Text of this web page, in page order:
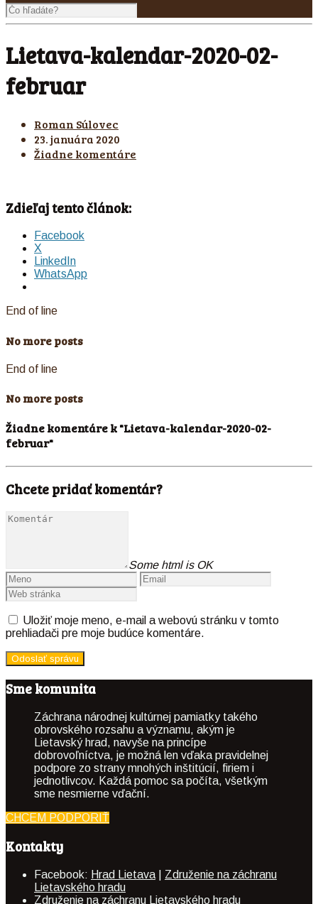
Lietava-kalendar-2020-02-
februar
Roman Súlovec
23. januára 2020
Žiadne komentáre
Zdieľaj tento článok:
Facebook
X
LinkedIn
WhatsApp
End of line
No more posts
End of line
No more posts
Žiadne komentáre k "Lietava-kalendar-2020-02-
februar"
Chcete pridať komentár?
Some html is OK
Uložiť moje meno, e-mail a webovú stránku v tomto
prehliadači pre moje budúce komentáre.
Sme komunita
Záchrana národnej kultúrnej pamiatky takého
obrovského rozsahu a významu, akým je
Lietavský hrad, navyše na princípe
dobrovoľníctva, je možná len vďaka pravidelnej
podpore zo strany mnohých inštitúcií, firiem i
jednotlivcov. Každá pomoc sa počíta, všetkým
sme nesmierne vďační.
CHCEM PODPORIŤ
Kontakty
Facebook: Hrad Lietava
Združenie na záchranu
Lietavského hradu
Združenie na záchranu Lietavského hradu